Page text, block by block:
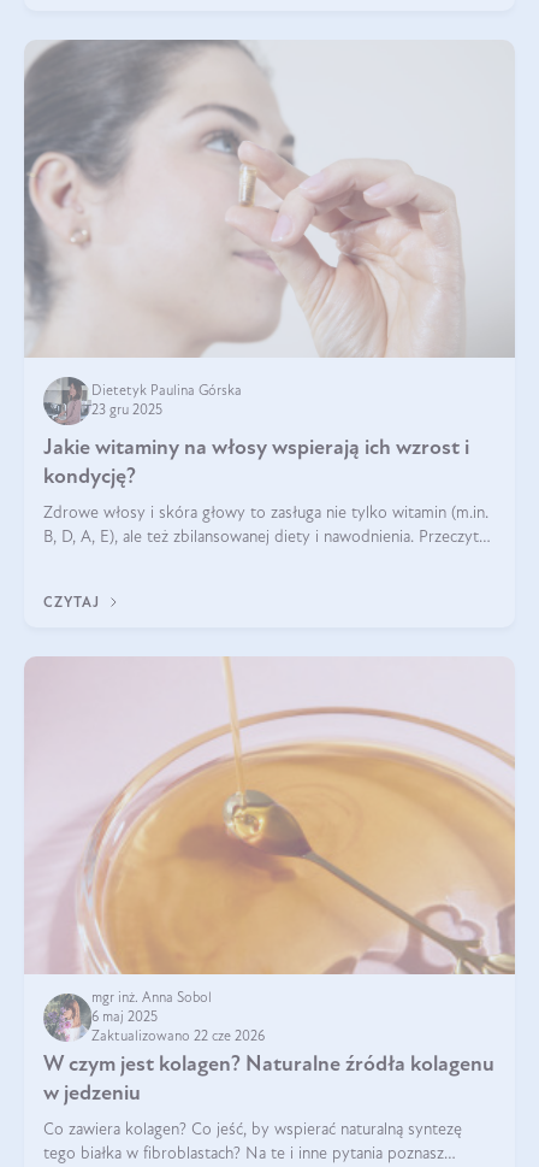
Dietetyk Paulina Górska
23 gru 2025
Jakie witaminy na włosy wspierają ich wzrost i
kondycję?
Zdrowe włosy i skóra głowy to zasługa nie tylko witamin (m.in.
B, D, A, E), ale też zbilansowanej diety i nawodnienia. Przeczytaj
CZYTAJ
mgr inż. Anna Sobol
6 maj 2025
Zaktualizowano 22 cze 2026
W czym jest kolagen? Naturalne źródła kolagenu
w jedzeniu
Co zawiera kolagen? Co jeść, by wspierać naturalną syntezę
tego białka w fibroblastach? Na te i inne pytania poznasz